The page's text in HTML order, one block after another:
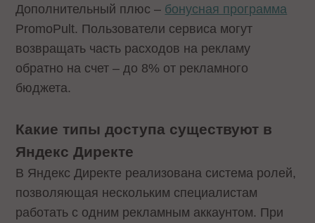
Дополнительный плюс – бонусная программа
PromoPult. Пользователи сервиса могут
возвращать часть расходов на рекламу
обратно на счет – до 8% от рекламного
бюджета.
Какие типы доступа существуют в
Яндекс Директе
В Яндекс Директе реализована система ролей,
позволяющая нескольким специалистам
работать с одним рекламным аккаунтом. При